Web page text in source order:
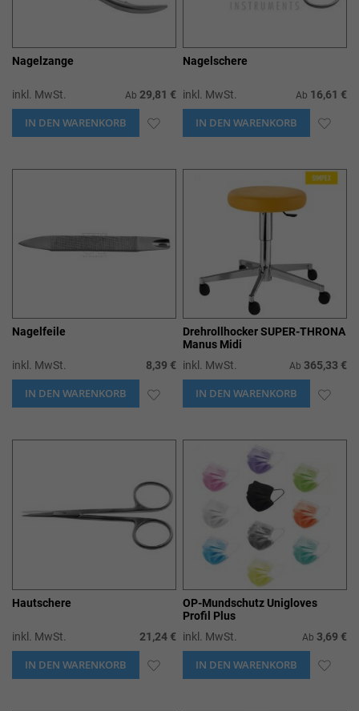
Nagelzange
inkl. MwSt. Ab 29,81 €
IN DEN WARENKORB ZUR
Nagelschere
inkl. MwSt. Ab 16,61 €
IN DEN WARENKORB ZUR
Nagelfeile
inkl. MwSt. 8,39 €
IN DEN WARENKORB ZUR
Drehrollhocker SUPER-THRONA
Manus Midi
inkl. MwSt.
Ab 365,33 €
IN DEN WARENKORB ZUR
Hautschere
inkl. MwSt. 21,24 €
IN DEN WARENKORB ZUR
OP-Mundschutz Unigloves
Profil Plus
inkl. MwSt.
Ab 3,69 €
IN DEN WARENKORB ZUR